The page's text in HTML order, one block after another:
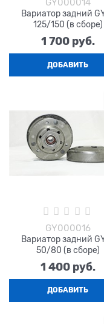
GY000014
Вариатор задний
125/150 (в сборе)
1 700 руб.
ДОБАВИТЬ
GY000016
Вариатор задний
50/80 (в сборе)
1 400 руб.
ДОБАВИТЬ